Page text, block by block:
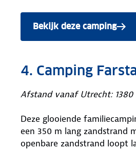
Bekijk deze camping
4. Camping
Afstand vanaf Utrecht: 1380
Deze glooiende
een 350 m lang zandstrand
openbare zandstrand loopt